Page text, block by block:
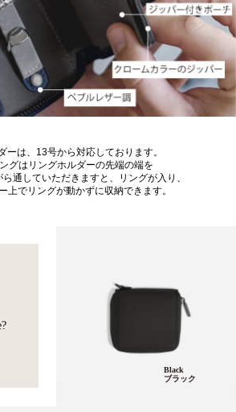
ーは、13号から対応しております。
グはリングホルダーの先端の端を
通していただきますと、リングが入り、
上でリングが動かずに収納できます。
Black
ブラック